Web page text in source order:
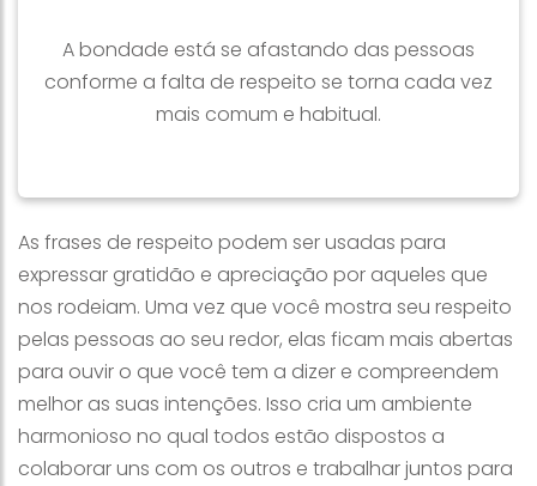
A bondade está se afastando das pessoas
conforme a falta de respeito se torna cada vez
mais comum e habitual.
As frases de respeito podem ser usadas para
expressar gratidão e apreciação por aqueles que
nos rodeiam. Uma vez que você mostra seu respeito
pelas pessoas ao seu redor, elas ficam mais abertas
para ouvir o que você tem a dizer e compreendem
melhor as suas intenções. Isso cria um ambiente
harmonioso no qual todos estão dispostos a
colaborar uns com os outros e trabalhar juntos para